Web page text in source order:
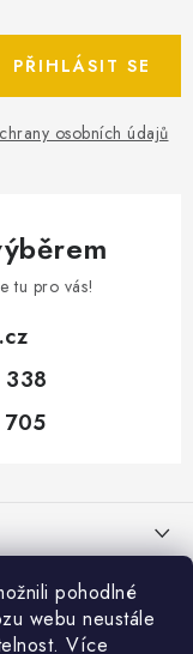
pohodlné
webu neustále
Více
osobních údajů
PŘIHLÁSIT SE
tu pro vás!